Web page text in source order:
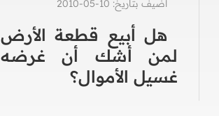
أضيف بتاريخ: 10-05-2010
هل أبيع قطعة الأرض
لمن أشك أن غرضه
غسيل الأموال؟